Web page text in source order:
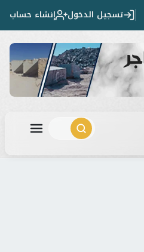
تسجيل الدخول إنشاء حساب